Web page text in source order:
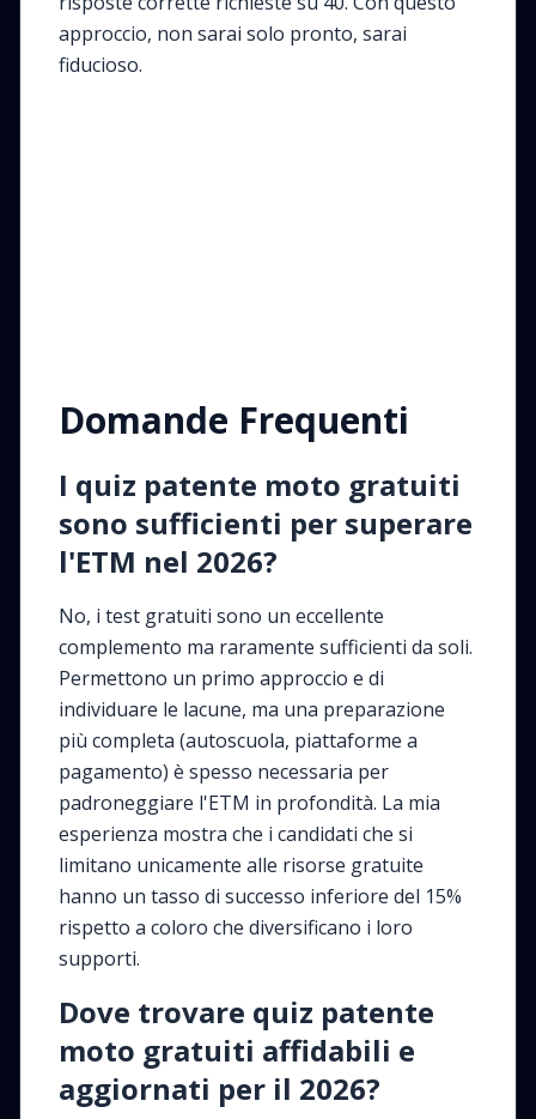
approccio, non sarai solo pronto, sarai
fiducioso.
Domande Frequenti
I quiz patente moto gratuiti
sono sufficienti per superare
l'ETM nel 2026?
No, i test gratuiti sono un eccellente
complemento ma raramente sufficienti da soli.
Permettono un primo approccio e di
individuare le lacune, ma una preparazione
più completa (autoscuola, piattaforme a
pagamento) è spesso necessaria per
padroneggiare l'ETM in profondità. La mia
esperienza mostra che i candidati che si
limitano unicamente alle risorse gratuite
hanno un tasso di successo inferiore del 15%
rispetto a coloro che diversificano i loro
supporti.
Dove trovare quiz patente
moto gratuiti affidabili e
aggiornati per il 2026?